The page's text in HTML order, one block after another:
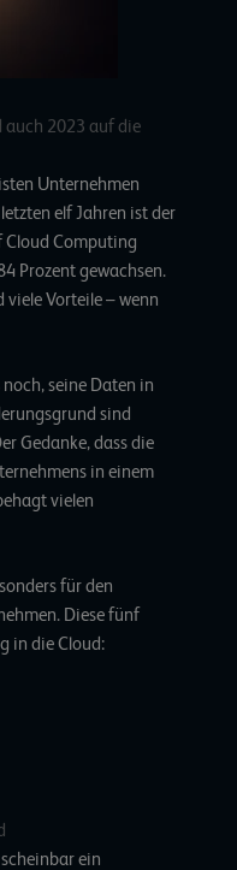
auch 2023 auf die
Unternehmen
elf Jahren ist der
Cloud Computing
Prozent gewachsen.
viele Vorteile – wenn
seine Daten in
sind
Gedanke, dass die
in einem
vielen
für den
Diese fünf
in die Cloud:
ein